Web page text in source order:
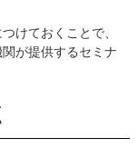
けておくことで、
が提供するセミナ